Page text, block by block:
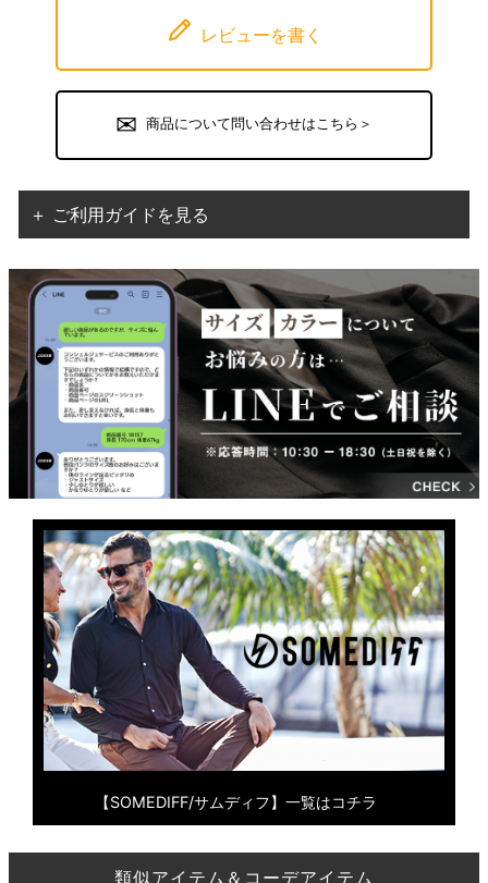
レビューを書く
商品について問い合わせはこちら＞
＋ ご利用ガイドを見る
【SOMEDIFF/サムディフ】一覧はコチラ
類似アイテム＆コーデアイテム